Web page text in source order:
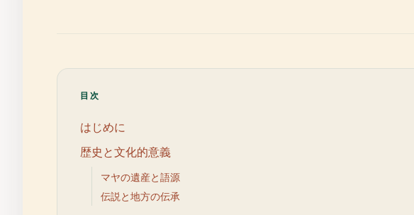
目次
はじめに
歴史と文化的意義
マヤの遺産と語源
伝説と地方の伝承